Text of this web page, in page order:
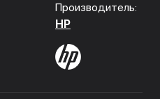
Производитель:
HP